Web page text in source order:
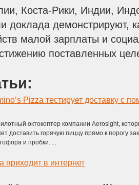
Коста-Рики, Индии,
доклада демонстрируют,
малой зарплаты и
поставленных
Pizza тестирует доставку с
октокоптер компании Aerosight,
доставить горячую пиццу прямо к порогу
и пробки. ...
приходит в интернет